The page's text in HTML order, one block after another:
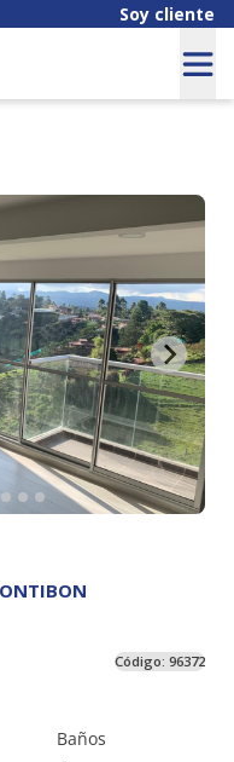
Soy cliente
Código: 96372
Baños